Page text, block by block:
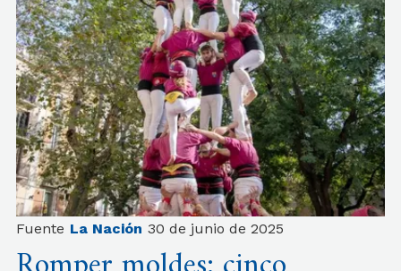
Fuente La Nación 30 de junio de 2025